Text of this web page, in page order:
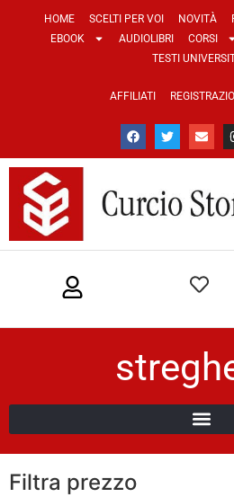
HOME SCELTI PER VOI NOVITÀ
EBOOK
AUDIOLIBRI CORSI
TESTI
AFFILIATI
Filtra prezzo